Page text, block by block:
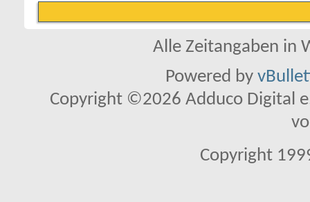
Alle Zeitangaben in
Powered by
Copyright ©2026 Adduco Digital
Copyright